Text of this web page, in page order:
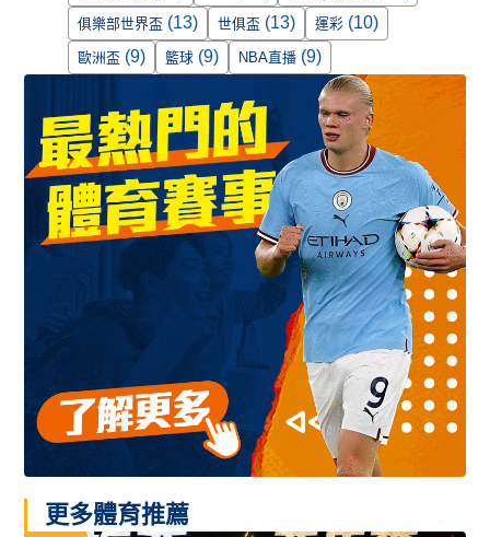
俱樂部世界盃 (13) 世俱盃 (13) 運彩 (10)
歐洲盃 (9) 籃球 (9) NBA直播 (9)
更多體育推薦